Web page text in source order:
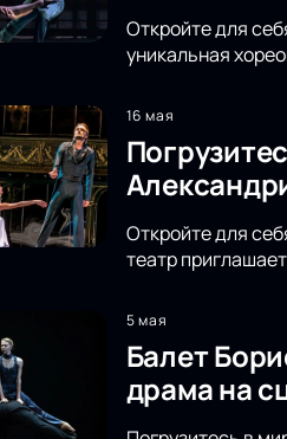
Откройте для
уникальная
16 мая
Откройте для
театр
5 мая
Балет
драма на